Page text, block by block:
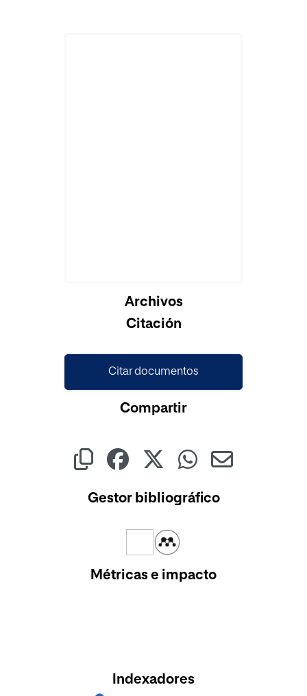
Archivos
Citación
Citar documentos
Compartir
Gestor bibliográfico
Métricas e impacto
Indexadores